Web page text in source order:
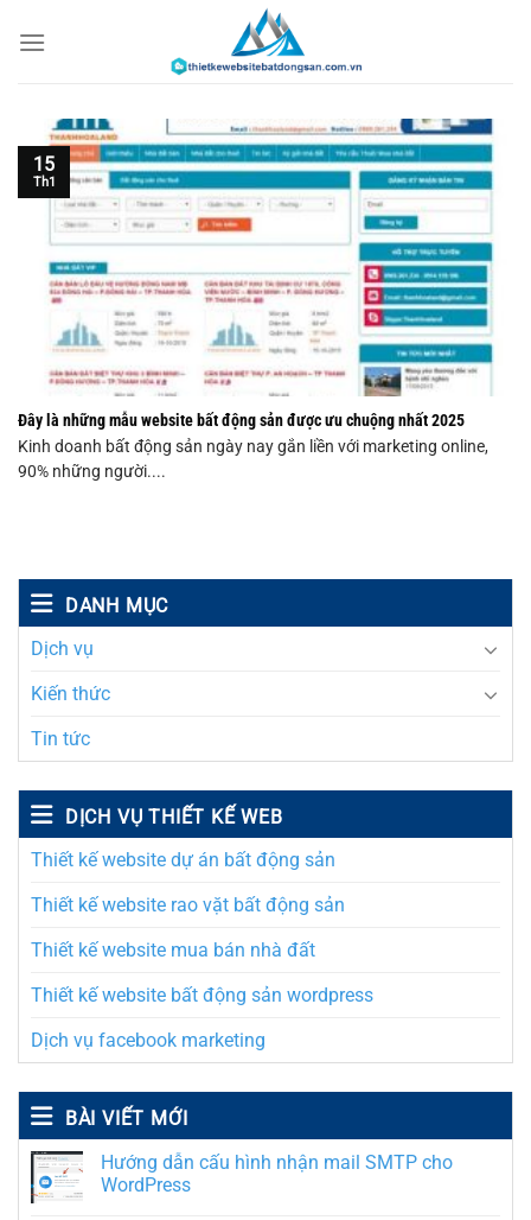
đến
DANH MỤC
Dịch vụ
Kiến thức
Tin tức
DỊCH VỤ THIẾT KẾ WEB
Thiết kế website dự án bất động sản
Thiết kế website rao vặt bất động sản
Thiết kế website mua bán nhà đất
Thiết kế website bất động sản wordpress
Dịch vụ facebook marketing
BÀI VIẾT MỚI
Hướng dẫn cấu hình nhận mail SMTP cho
WordPress
Đây là những mẫu website bất động sản được ưu chuộng nhất 2025
Kinh doanh bất động sản ngày nay gắn liền với marketing online,
90% những người....
15
Th1